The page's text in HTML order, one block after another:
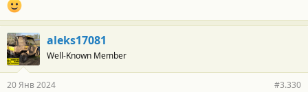
aleks17081
Well-Known Member
20 Янв 2024 #3.330